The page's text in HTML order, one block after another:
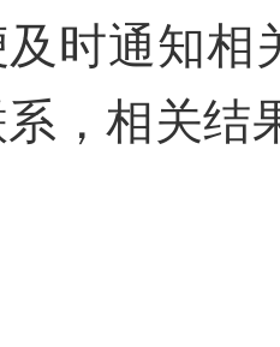
时通知相
，相关结